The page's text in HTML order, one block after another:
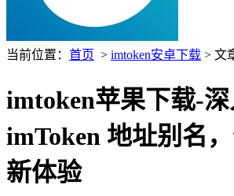
当前位置： 首页 > imtoken安卓下载 > 文
imtoken苹果下载-
imToken 地址别名
新体验